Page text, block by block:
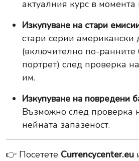
актуалния курс в момента
Изкупуване на стари
стари серии американски
(включително по-ранните
портрет) след проверка
им.
Изкупуване на повредени
Възможно след проверка
нейната запазеност.
👉 Посетете Currencycenter.eu